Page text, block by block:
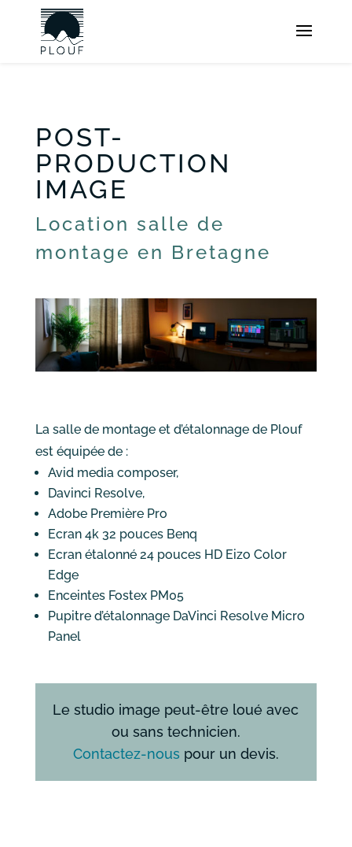
POST-
PRODUCTION
IMAGE
Location salle de
montage en Bretagne
La salle de montage et d’étalonnage de Plouf
est équipée de :
Avid media composer,
Davinci Resolve,
Adobe Première Pro
Ecran 4k 32 pouces Benq
Ecran étalonné 24 pouces HD Eizo Color
Edge
Enceintes Fostex PM05
Pupitre d’étalonnage DaVinci Resolve Micro
Panel
Le studio image peut-être loué avec
ou sans technicien.
Contactez-nous pour un devis.